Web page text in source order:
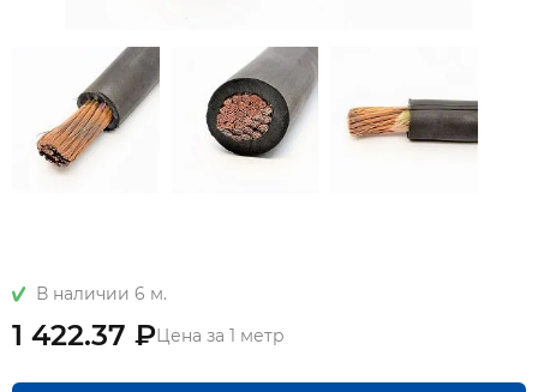
В наличии 6 м.
1 422.37 ₽Цена за 1 метр